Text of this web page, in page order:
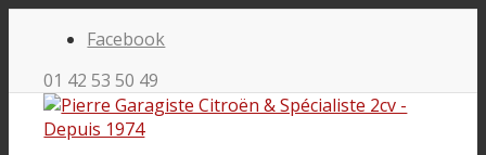
Facebook
01 42 53 50 49